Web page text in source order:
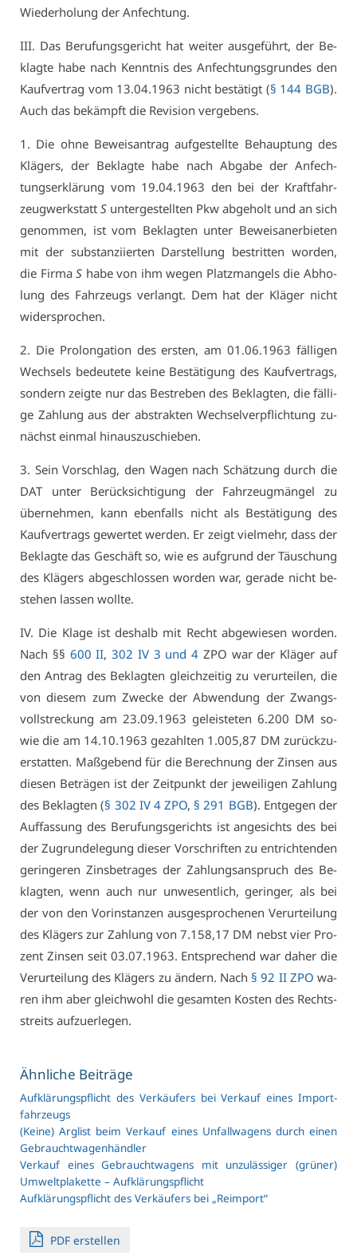
Wie­der­ho­lung der An­fech­tung.
III. Das Be­ru­fungs­ge­richt hat wei­ter aus­ge­führt, der Be­
klag­te ha­be nach Kennt­nis des An­fech­tungs­grun­des den
Kauf­ver­trag vom 13.04.1963 nicht be­stä­tigt (§ 144 BGB).
Auch das be­kämpft die Re­vi­si­on ver­ge­bens.
1. Die oh­ne Be­weis­an­trag auf­ge­stell­te Be­haup­tung des
Klä­gers, der Be­klag­te ha­be nach Ab­ga­be der An­fech­
tungs­er­klä­rung vom 19.04.1963 den bei der Kraft­fahr­
zeug­werk­statt S un­ter­ge­stell­ten Pkw ab­ge­holt und an sich
ge­nom­men, ist vom Be­klag­ten un­ter Be­weis­an­er­bie­ten
mit der sub­stan­zi­ier­ten Dar­stel­lung be­strit­ten wor­den,
die Fir­maS ha­be von ihm we­gen Platz­man­gels die Ab­ho­
lung des Fahr­zeugs ver­langt. Dem hat der Klä­ger nicht
wi­der­spro­chen.
2. Die Pro­lon­ga­ti­on des ers­ten, am 01.06.1963 fäl­li­gen
Wech­sels be­deu­te­te kei­ne Be­stä­ti­gung des Kauf­ver­trags,
son­dern zeig­te nur das Be­stre­ben des Be­klag­ten, die fäl­li­
ge Zah­lung aus der abs­trak­ten Wech­sel­ver­pflich­tung zu­
nächst ein­mal hin­aus­zu­schie­ben.
3. Sein Vor­schlag, den Wa­gen nach Schät­zung durch die
DAT un­ter Be­rück­sich­ti­gung der Fahr­zeug­män­gel zu
über­neh­men, kann eben­falls nicht als Be­stä­ti­gung des
Kauf­ver­trags ge­wer­tet wer­den. Er zeigt viel­mehr, dass der
Be­klag­te das Ge­schäft so, wie es auf­grund der Täu­schung
des Klä­gers ab­ge­schlos­sen wor­den war, ge­ra­de nicht be­
ste­hen las­sen woll­te.
IV. Die Kla­ge ist des­halb mit Recht ab­ge­wie­sen wor­den.
Nach §§ 600 II,302 IV 3 und 4 ZPO war der Klä­ger auf
den An­trag des Be­klag­ten gleich­zei­tig zu ver­ur­tei­len, die
von die­sem zum Zwe­cke der Ab­wen­dung der Zwangs­
voll­stre­ckung am 23.09.1963 ge­leis­te­ten 6.200 DM so­
wie die am 14.10.1963 ge­zahl­ten 1.005,87 DM zu­rück­zu­
er­stat­ten. Maß­ge­bend für die Be­rech­nung der Zin­sen aus
die­sen Be­trä­gen ist der Zeit­punkt der je­wei­li­gen Zah­lung
des Be­klag­ten (§ 302 IV 4 ZPO, § 291 BGB). Ent­ge­gen der
Auf­fas­sung des Be­ru­fungs­ge­richts ist an­ge­sichts des bei
der Zu­grun­de­le­gung die­ser Vor­schrif­ten zu ent­rich­ten­den
ge­rin­ge­ren Zins­be­tra­ges der Zah­lungs­an­spruch des Be­
klag­ten, wenn auch nur un­we­sent­lich, ge­rin­ger, als bei
der von den Vor­in­stan­zen aus­ge­spro­che­nen Ver­ur­tei­lung
des Klä­gers zur Zah­lung von 7.158,17 DM nebst vier Pro­
zent Zin­sen seit 03.07.1963. Ent­spre­chend war da­her die
Ver­ur­tei­lung des Klä­gers zu än­dern. Nach § 92 II ZPO wa­
ren ihm aber gleich­wohl die ge­sam­ten Kos­ten des Rechts­
streits auf­zu­er­le­gen.
Ähn­li­che Bei­trä­ge
Auf­klä­rungs­pflicht des Ver­käu­fers bei Ver­kauf ei­nes Im­port­
fahr­zeugs
(Kei­ne) Arg­list beim Ver­kauf ei­nes Un­fall­wa­gens durch ei­nen
Ge­braucht­wa­gen­händ­ler
Ver­kauf ei­nes Ge­braucht­wa­gens mit un­zu­läs­si­ger (grü­ner)
Um­welt­pla­ket­te – Auf­klä­rungs­pflicht
Auf­klä­rungs­pflicht des Ver­käu­fers bei „Re­import“
PDF er­stel­len